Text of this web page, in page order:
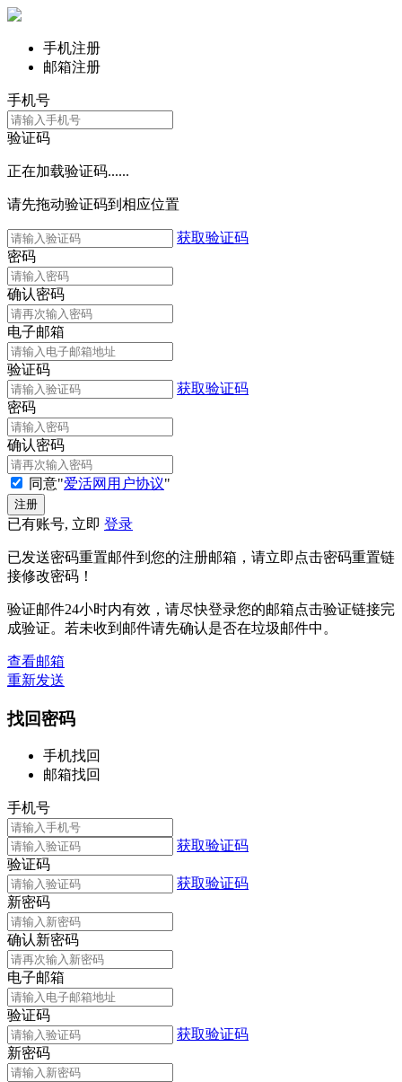
手机注册
邮箱注册
手机号
验证码
正在加载验证码......
请先拖动验证码到相应位置
获取验证码
密码
确认密码
电子邮箱
验证码
获取验证码
密码
确认密码
同意"爱活网用户协议"
已有账号, 立即 登录
已发送密码重置邮件到您的注册邮箱，请立即点击密码重置链
接修改密码！
验证邮件24小时内有效，请尽快登录您的邮箱点击验证链接完
成验证。若未收到邮件请先确认是否在垃圾邮件中。
查看邮箱
重新发送
找回密码
手机找回
邮箱找回
手机号
获取验证码
验证码
获取验证码
新密码
确认新密码
电子邮箱
验证码
获取验证码
新密码